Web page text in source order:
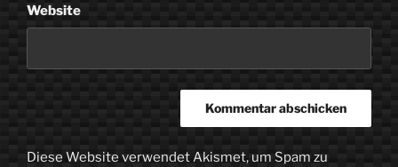
Website
Diese Website verwendet Akismet, um Spam zu